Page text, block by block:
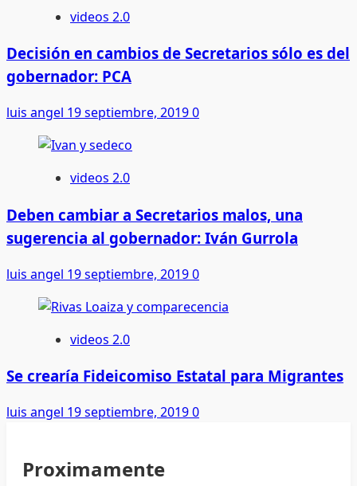
Adrián
Siempre
ha
buscado
trabajar
en
con
el
gobierno
municipal:
Contraloría
videos 2.0
Decisión en cambios de Secretarios sólo es del
gobernador: PCA
luis angel 19 septiembre, 20190
videos 2.0
Deben cambiar a Secretarios malos, una
sugerencia al gobernador: Iván Gurrola
luis angel 19 septiembre, 20190
videos 2.0
Se crearía Fideicomiso Estatal para Migrantes
luis angel 19 septiembre, 20190
Proximamente